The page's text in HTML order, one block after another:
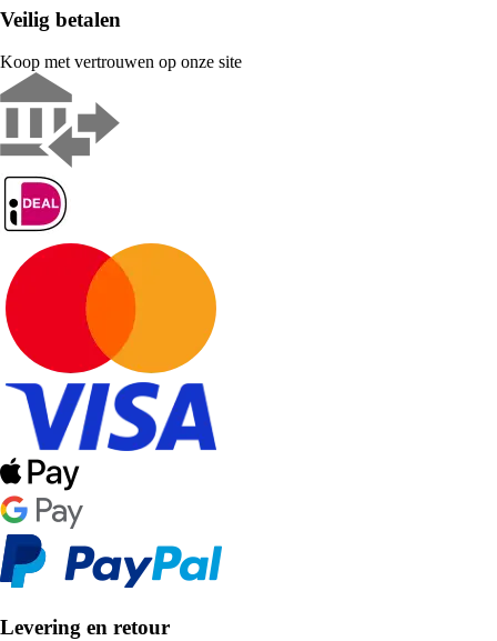
Veilig betalen
Koop met vertrouwen op onze site
Levering en retour